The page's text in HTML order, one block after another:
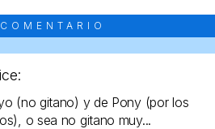
(no gitano) y de Pony (por los
o sea no gitano muy...